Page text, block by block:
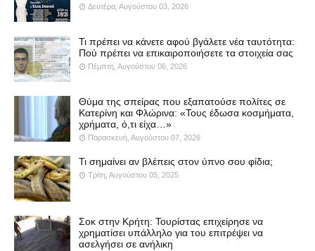
Δευτέρα, Αυγούστου 03, 2026
Τι πρέπει να κάνετε αφού βγάλετε νέα ταυτότητα:
Πού πρέπει να επικαιροποιήσετε τα στοιχεία σας
Πέμπτη, Αυγούστου 06, 2026
Θύμα της σπείρας που εξαπατούσε πολίτες σε
Κατερίνη και Φλώρινα: «Τους έδωσα κοσμήματα,
χρήματα, ό,τι είχα…»
Παρασκευή, Αυγούστου 07, 2026
Τι σημαίνει αν βλέπεις στον ύπνο σου φίδια;
Τρίτη, Αυγούστου 05, 2025
Σοκ στην Κρήτη: Τουρίστας επιχείρησε να
χρηματίσει υπάλληλο για του επιτρέψει να
ασελγήσει σε ανήλικη